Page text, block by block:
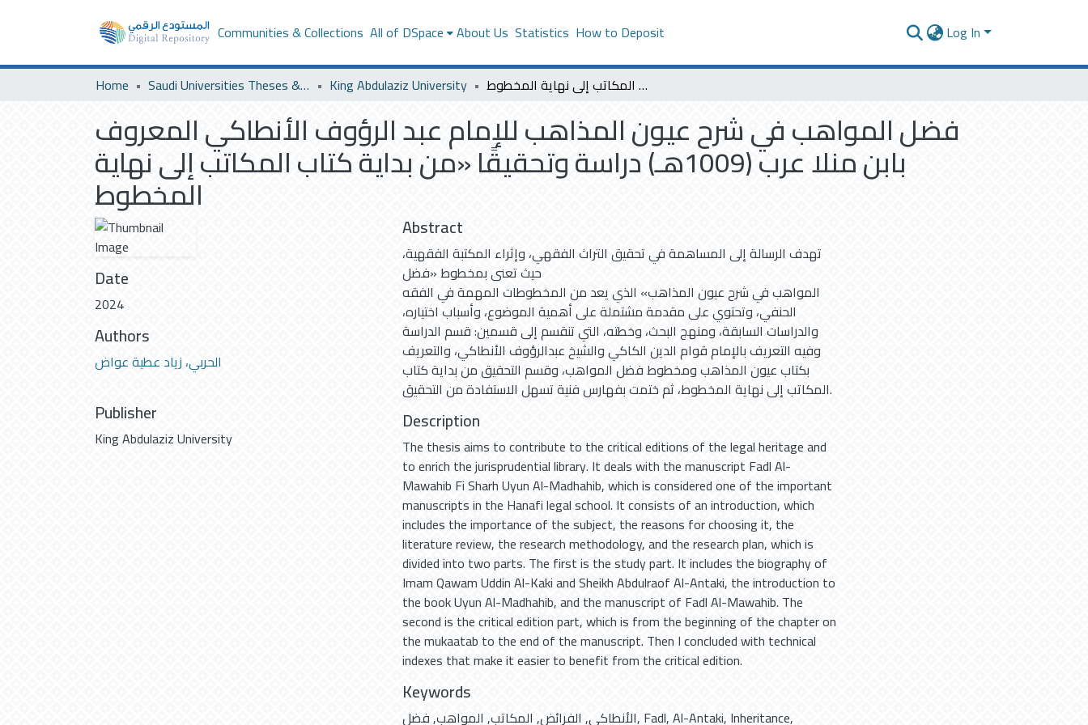
Communities & Collections All of DSpace About Us Statistics How to Deposit Log In
Home Saudi Universities Theses & Dissertations King Abdulaziz University فضل المواهب في شرح عيون المذاهب للإمام عبد الرؤوف الأنطاكي المعروف بابن منلا عرب (1009هـ) دراسة وتحقيقًا «من بداية كتاب المكاتب إلى نهاية المخطوط
فضل المواهب في شرح عيون المذاهب للإمام عبد الرؤوف الأنطاكي المعروف
بابن منلا عرب (1009هـ) دراسة وتحقيقًا «من بداية كتاب المكاتب إلى نهاية
المخطوط
Date
2024
Authors
الحربي، زياد عطية عواض
Publisher
King Abdulaziz University
Abstract
تهدف الرسالة إلى المساهمة في تحقيق التراث الفقهي، وإثراء المكتبة الفقهية،
حيث تعنى بمخطوط «فضل
المواهب في شرح عيون المذاهب» الذي يعد من المخطوطات المهمة في الفقه
الحنفي، وتحتوي على مقدمة مشتملة على أهمية الموضوع، وأسباب اختياره،
والدراسات السابقة، ومنهج البحث، وخطته، التي تنقسم إلى قسمين: قسم الدراسة
وفيه التعريف بالإمام قوام الدين الكاكي والشيخ عبدالرؤوف الأنطاكي، والتعريف
بكتاب عيون المذاهب ومخطوط فضل المواهب، وقسم التحقيق من بداية كتاب
المكاتب إلى نهاية المخطوط، ثم ختمت بفهارس فنية تسهل الاستفادة من التحقيق.
Description
The thesis aims to contribute to the critical editions of the legal heritage and
to enrich the jurisprudential library. It deals with the manuscript Fadl Al-
Mawahib Fi Sharh Uyun Al-Madhahib, which is considered one of the important
manuscripts in the Hanafi legal school. It consists of an introduction, which
includes the importance of the subject, the reasons for choosing it, the
literature review, the research methodology, and the research plan, which is
divided into two parts. The first is the study part. It includes the biography of
Imam Qawam Uddin Al-Kaki and Sheikh Abdulraof Al-Antaki, the introduction to
the book Uyun Al-Madhahib, and the manuscript of Fadl Al-Mawahib. The
second is the critical edition part, which is from the beginning of the chapter on
the mukaatab to the end of the manuscript. Then I concluded with technical
indexes that make it easier to benefit from the critical edition.
Keywords
الأنطاكي, الفرائض, المكاتب, المواهب,فضل , Fadl,Al-Antaki, Inheritance,